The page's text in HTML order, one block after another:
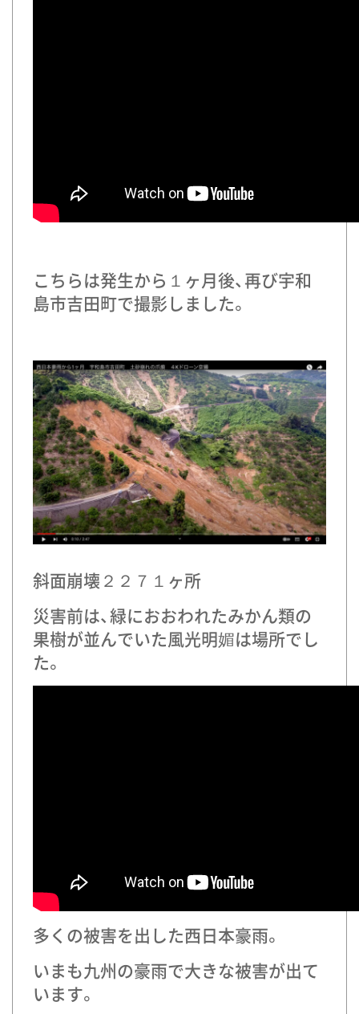
こちらは発生から１ヶ月後、再び宇和
島市吉田町で撮影しました。
斜面崩壊２２７１ヶ所
災害前は、緑におおわれたみかん類の
果樹が並んでいた風光明媚は場所でし
た。
多くの被害を出した西日本豪雨。
いまも九州の豪雨で大きな被害が出て
います。